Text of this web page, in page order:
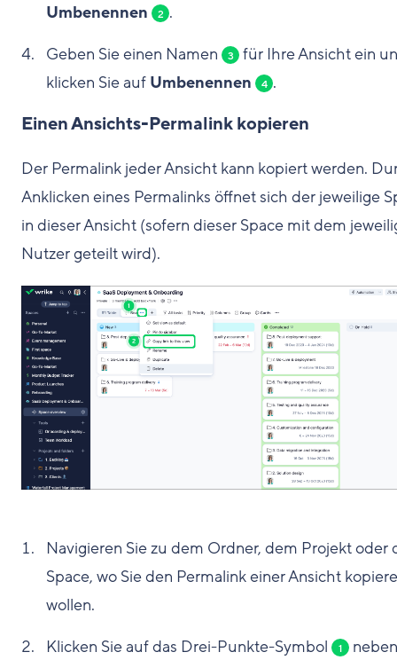
Umbenennen
2 .
Geben Sie einen Namen
3
für Ihre Ansicht ein
klicken Sie auf Umbenennen 4 .
Einen Ansichts-Permalink kopieren
Der Permalink jeder Ansicht kann kopiert werden.
Anklicken eines Permalinks öffnet sich der jeweilige
in dieser Ansicht (sofern dieser Space mit dem
Nutzer geteilt wird).
Navigieren Sie zu dem Ordner, dem Projekt oder
Space, wo Sie den Permalink einer Ansicht
wollen.
Klicken Sie auf das Drei-Punkte-Symbol
1 neben